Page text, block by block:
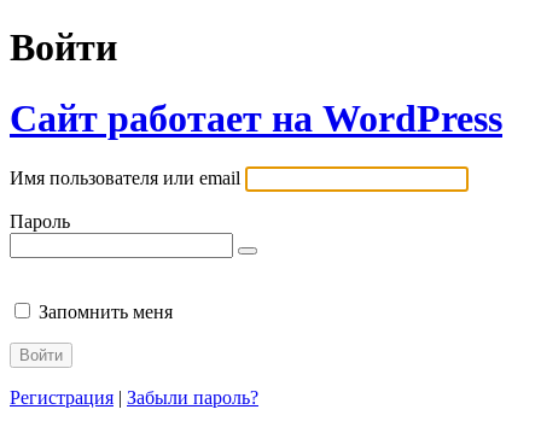
Войти
Сайт работает на WordPress
Имя пользователя или email
Пароль
Запомнить меня
Регистрация | Забыли пароль?